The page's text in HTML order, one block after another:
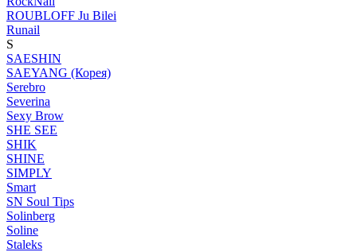
ROUBLOFF Ju Bilei
Runail
S
SAESHIN
SAEYANG (Корея)
Serebro
Severina
Sexy Brow
SHE SEE
SHIK
SHINE
SIMPLY
Smart
SN Soul Tips
Solinberg
Soline
Staleks